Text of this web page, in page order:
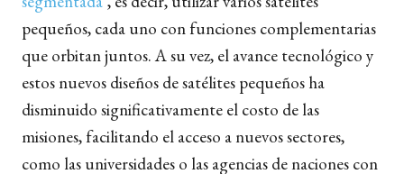
pequeños, cada uno con funciones complementarias
que orbitan juntos. A su vez, el avance tecnológico y
estos nuevos diseños de satélites pequeños ha
disminuido significativamente el costo de las
misiones, facilitando el acceso a nuevos sectores,
como las universidades o las agencias de naciones con